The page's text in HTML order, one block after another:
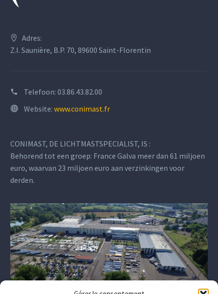
Adres:
Z.I. Saunière, B.P. 70, 89600 Saint-Florentin
Telefoon: 03.86.43.82.00
Website: www.conimast.fr
CONIMAST, DE LICHTMASTSPECIALIST, IS :
Behorend tot een groep: France Galva meer dan 61 miljoen
euro, waarvan 23 miljoen euro aan verzinkingen voor
derden.